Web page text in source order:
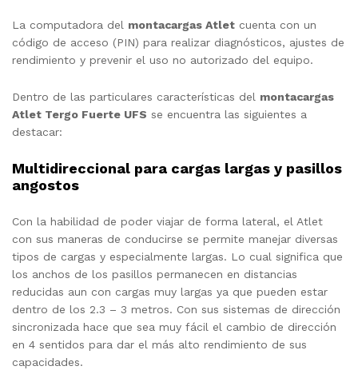
La computadora del montacargas Atlet cuenta con un
código de acceso (PIN) para realizar diagnósticos, ajustes de
rendimiento y prevenir el uso no autorizado del equipo.
Dentro de las particulares características del montacargas
Atlet Tergo Fuerte UFS se encuentra las siguientes a
destacar:
Multidireccional para cargas largas y pasillos
angostos
Con la habilidad de poder viajar de forma lateral, el Atlet
con sus maneras de conducirse se permite manejar diversas
tipos de cargas y especialmente largas. Lo cual significa que
los anchos de los pasillos permanecen en distancias
reducidas aun con cargas muy largas ya que pueden estar
dentro de los 2.3 – 3 metros. Con sus sistemas de dirección
sincronizada hace que sea muy fácil el cambio de dirección
en 4 sentidos para dar el más alto rendimiento de sus
capacidades.